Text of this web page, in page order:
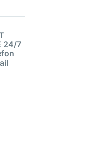
24/7